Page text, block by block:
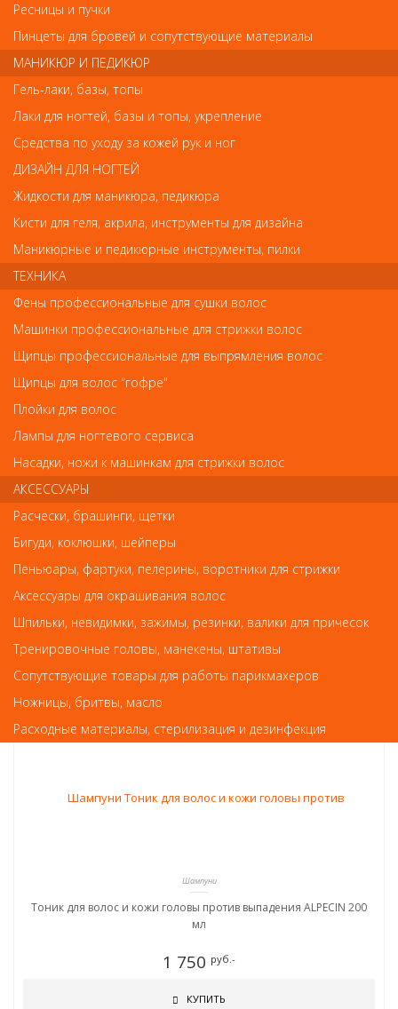
Как применять:
экстрактами лимонника и бамбука необходимо нанести на
волосы и смыть.
Отзывы
Ваш отзыв станет первым
Напишите свой отзыв
Комментарий
Код
Обратите внимание
Внешний вид товара «Лонда Шампунь для объма Impressive
Volume 250мл» может отличаться от фотографий на сайте.
Несовпадение внешнего вида и комплектности реального
показателем ненадлежащего качества товара.
Так же советуем посмотреть
Шампуни
Тоник для волос и кожи головы против выпадения ALPECIN 200
мл
1 750 руб.-
КУПИТЬ
Ресницы и пучки
Пинцеты для бровей и сопутствующие материалы
МАНИКЮР И ПЕДИКЮР
Гель-лаки, базы, топы
Лаки для ногтей, базы и топы, укрепление
Средства по уходу за кожей рук и ног
ДИЗАЙН ДЛЯ НОГТЕЙ
Жидкости для маникюра, педикюра
Кисти для геля, акрила, инструменты для дизайна
Маникюрные и педикюрные инструменты, пилки
ТЕХНИКА
Фены профессиональные для сушки волос
Машинки профессиональные для стрижки волос
Щипцы профессиональные для выпрямления волос
Щипцы для волос "гофре"
Плойки для волос
Лампы для ногтевого сервиса
Насадки, ножи к машинкам для стрижки волос
АКСЕССУАРЫ
Расчески, брашинги, щетки
Бигуди, коклюшки, шейперы
Пеньюары, фартуки, пелерины, воротники для стрижки
Аксессуары для окрашивания волос
Шпильки, невидимки, зажимы, резинки, валики для причесок
Тренировочные головы, манекены, штативы
Сопутствующие товары для работы парикмахеров
Ножницы, бритвы, масло
Расходные материалы, стерилизация и дезинфекция